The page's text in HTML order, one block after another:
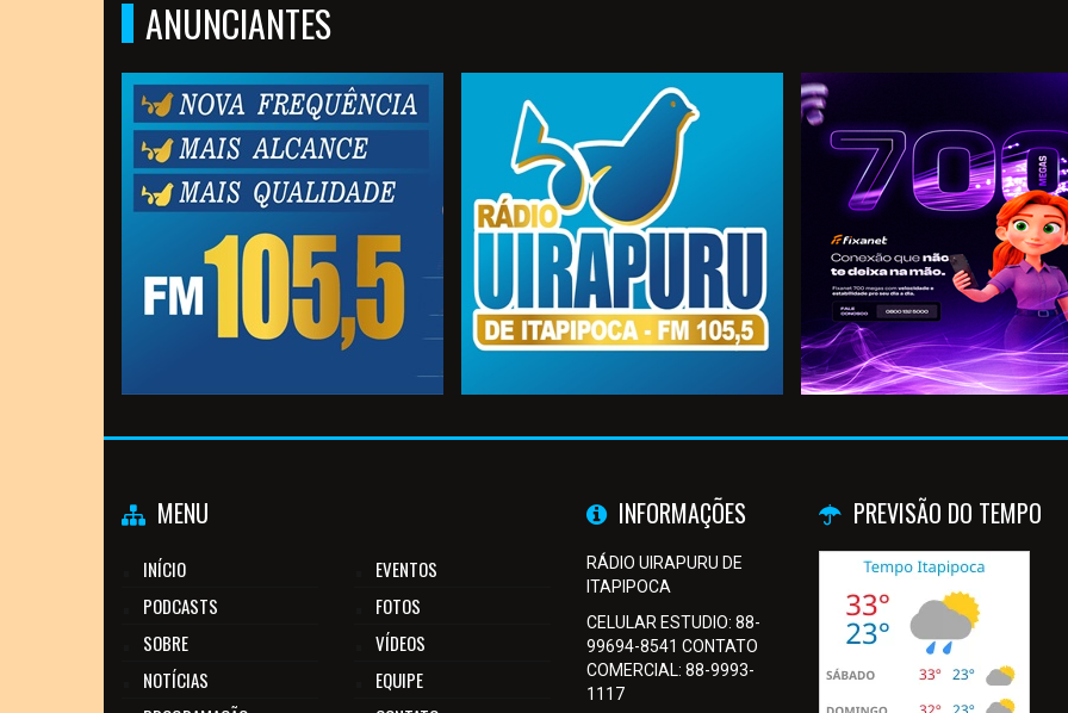
ANUNCIANTES
MENU
INÍCIO
PODCASTS
SOBRE
NOTÍCIAS
EVENTOS
FOTOS
VÍDEOS
EQUIPE
INFORMAÇÕES
RÁDIO UIRAPURU DE
ITAPIPOCA
CELULAR ESTUDIO: 88-
99694-8541 CONTATO
COMERCIAL: 88-9993-
1117
PREVISÃO DO TEMPO